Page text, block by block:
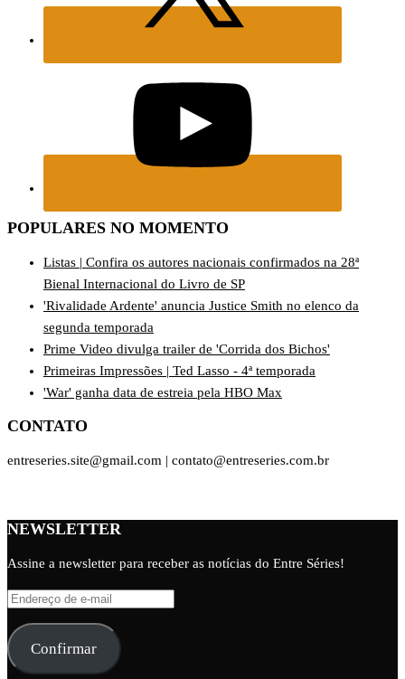
POPULARES NO MOMENTO
Listas | Confira os autores nacionais confirmados na 28ª
Bienal Internacional do Livro de SP
'Rivalidade Ardente' anuncia Justice Smith no elenco da
segunda temporada
Prime Video divulga trailer de 'Corrida dos Bichos'
Primeiras Impressões | Ted Lasso - 4ª temporada
'War' ganha data de estreia pela HBO Max
CONTATO
entreseries.site@gmail.com | contato@entreseries.com.br
NEWSLETTER
Assine a newsletter para receber as notícias do Entre Séries!
Endereço
e-
mail
Confirmar